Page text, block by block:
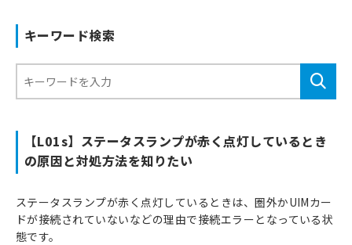
UQ mobile
キーワード検索
【L01s】ステータスランプが赤く点灯しているとき
の原因と対処方法を知りたい
ステータスランプが赤く点灯しているときは、圏外かUIMカー
ドが接続されていないなどの理由で接続エラーとなっている状
態です。